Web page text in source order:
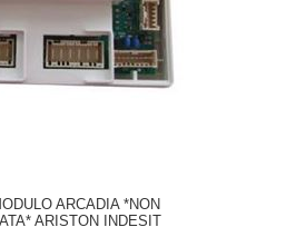
ARCADIA *NON
ARISTON INDESIT